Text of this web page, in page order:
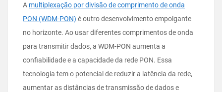
A multiplexação por divisão de comprimento de onda
PON (WDM-PON) é outro desenvolvimento empolgante
no horizonte. Ao usar diferentes comprimentos de onda
para transmitir dados, a WDM-PON aumenta a
confiabilidade e a capacidade da rede PON. Essa
tecnologia tem o potencial de reduzir a latência da rede,
aumentar as distâncias de transmissão de dados e